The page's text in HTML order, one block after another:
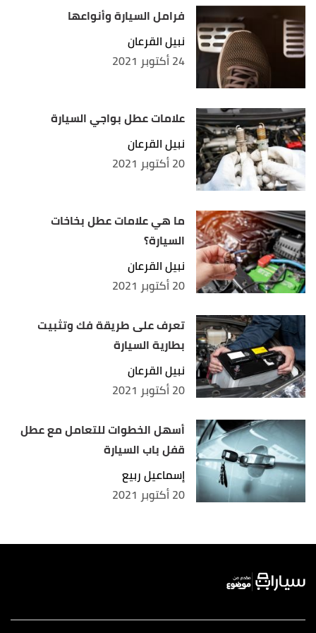
فرامل السيارة وأنواعها
نبيل القرعان
24 أكتوبر 2021
علامات عطل بواجي السيارة
نبيل القرعان
20 أكتوبر 2021
ما هي علامات عطل بخاخات
السيارة؟
نبيل القرعان
20 أكتوبر 2021
تعرف على طريقة فك وتثبيت
بطارية السيارة
نبيل القرعان
20 أكتوبر 2021
أسهل الخطوات للتعامل مع عطل
قفل باب السيارة
إسماعيل ربيع
20 أكتوبر 2021